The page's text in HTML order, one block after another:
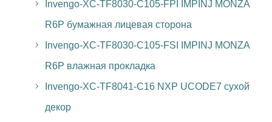
Invengo-XC-TF8030-C105-FPI IMPINJ MONZA
R6P бумажная лицевая сторона
Invengo-XC-TF8030-C105-FSI IMPINJ MONZA
R6P влажная прокладка
Invengo-XC-TF8041-C16 NXP UCODE7 сухой
декор